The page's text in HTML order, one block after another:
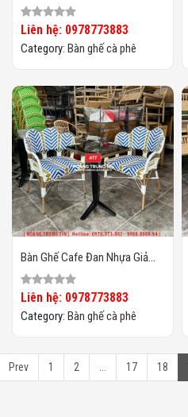
HTT02
Liên hệ: 0978773883
Category: Bàn ghế cà phê
Bàn Ghế Cafe Đan Nhựa Giả
Mây HTT-066
Liên hệ: 0978773883
Category: Bàn ghế cà phê
Prev 1 2 17 18